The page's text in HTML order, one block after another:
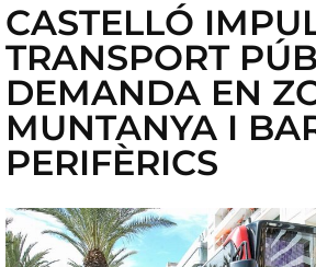
CASTELLÓ
TRANSPORT
DEMANDA EN
MUNTANYA I
PERIFÈRICS